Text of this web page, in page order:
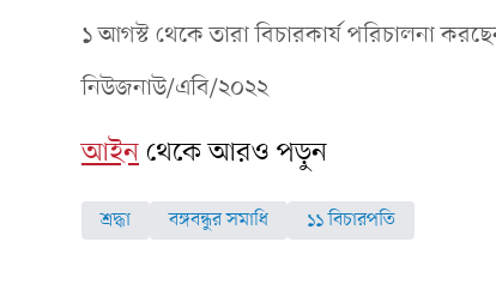
১ আগস্ট থেকে তারা বিচারকার্য পরিচালনা
নিউজনাউ/এবি/২০২২
আইনথেকে আরও পড়ুন
শ্রদ্ধা বঙ্গবন্ধুর সমাধি ১১ বিচারপতি